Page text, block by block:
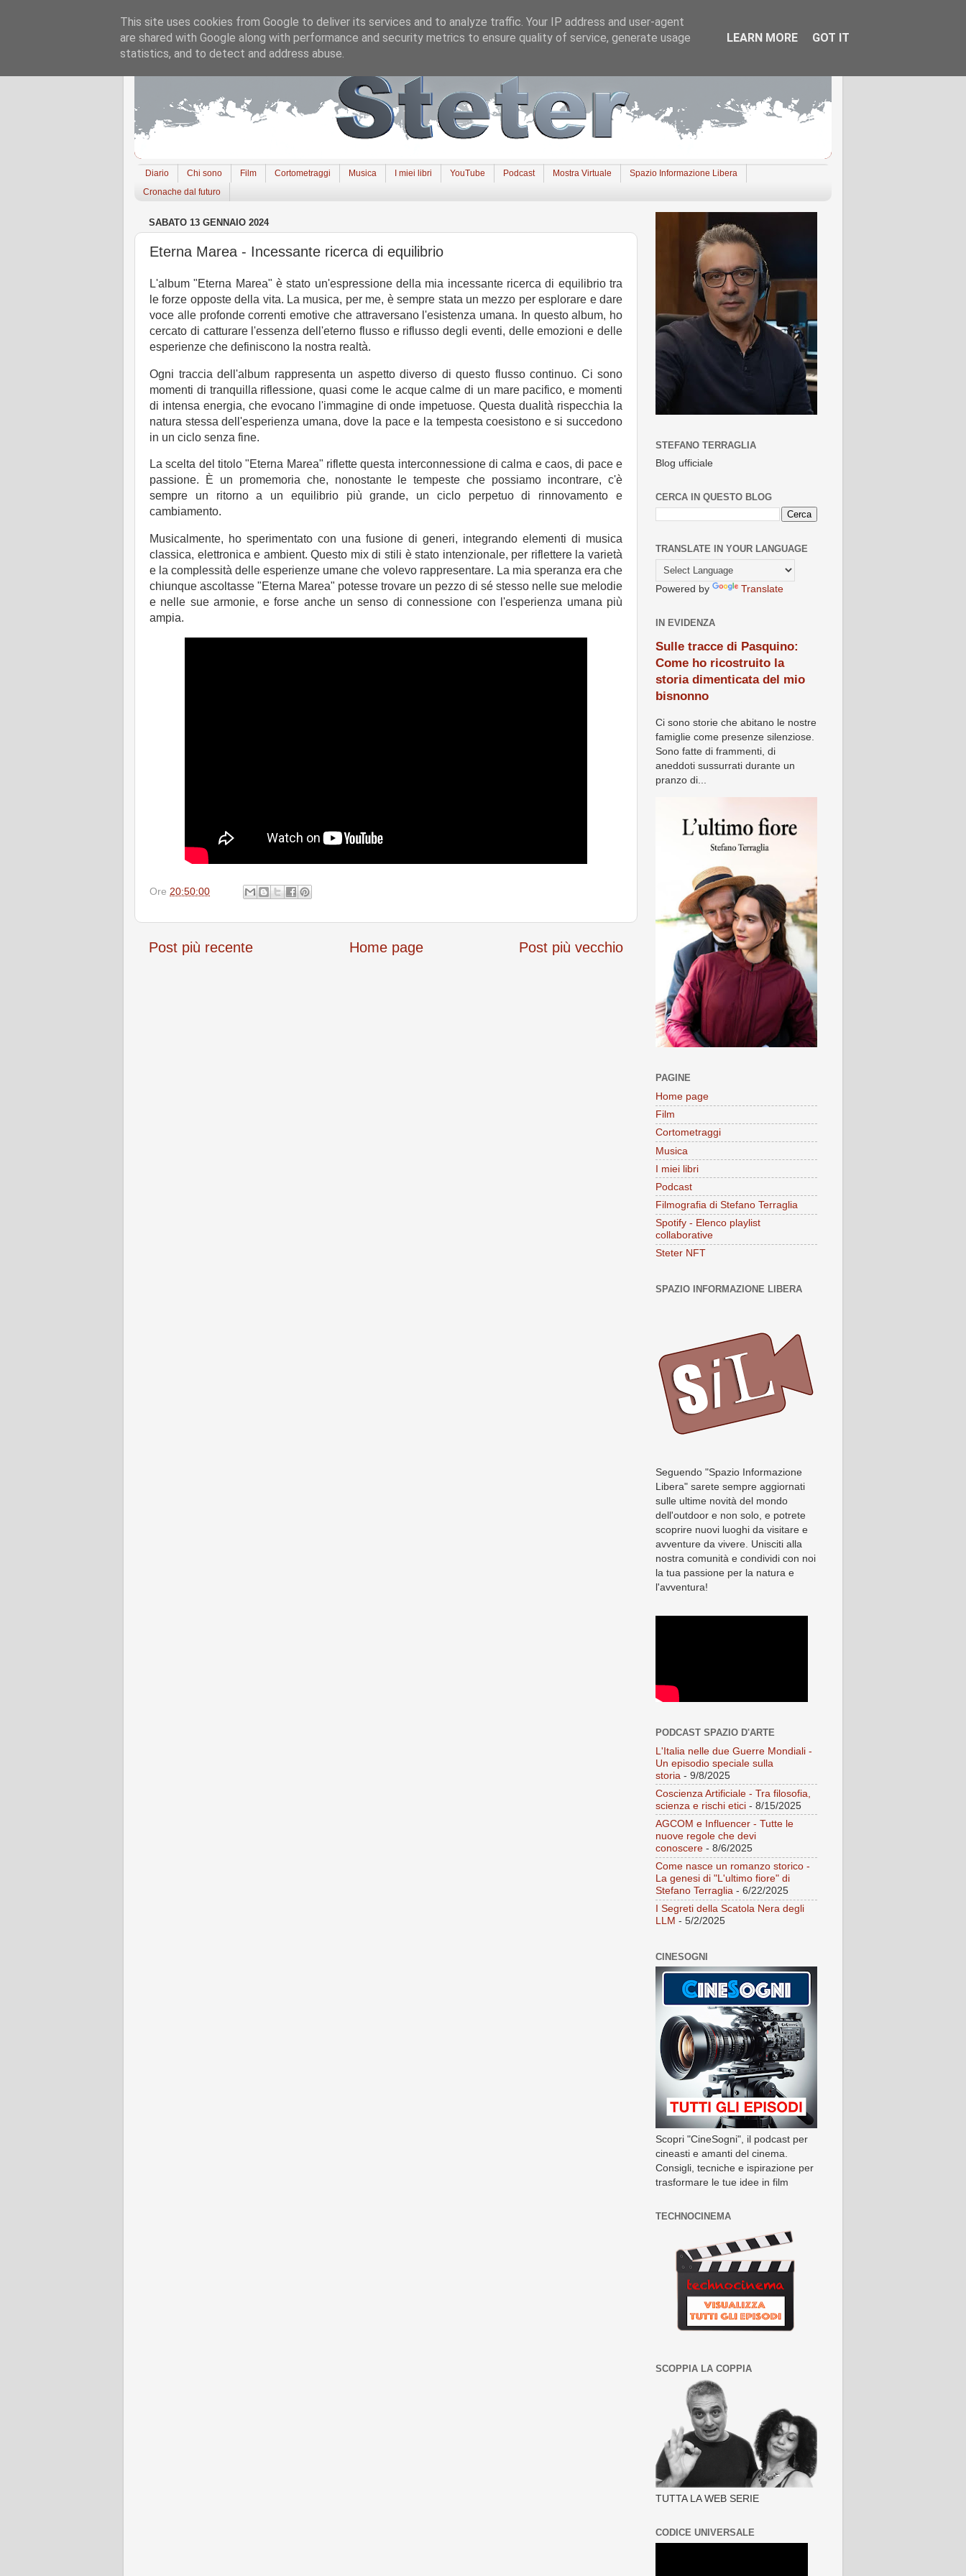
Diario Chi sono Film Cortometraggi Musica I miei libri YouTube Podcast Mostra Virtuale
Spazio Informazione Libera
Cronache dal futuro
SABATO 13 GENNAIO 2024
Eterna Marea - Incessante ricerca di equilibrio
L'album "Eterna Marea" è stato un'espressione della mia incessante ricerca di equilibrio tra
le forze opposte della vita. La musica, per me, è sempre stata un mezzo per esplorare e dare
voce alle profonde correnti emotive che attraversano l'esistenza umana. In questo album, ho
cercato di catturare l'essenza dell'eterno flusso e riflusso degli eventi, delle emozioni e delle
esperienze che definiscono la nostra realtà.
Ogni traccia dell'album rappresenta un aspetto diverso di questo flusso continuo. Ci sono
momenti di tranquilla riflessione, quasi come le acque calme di un mare pacifico, e momenti
di intensa energia, che evocano l'immagine di onde impetuose. Questa dualità rispecchia la
natura stessa dell'esperienza umana, dove la pace e la tempesta coesistono e si succedono
in un ciclo senza fine.
La scelta del titolo "Eterna Marea" riflette questa interconnessione di calma e caos, di pace e
passione. È un promemoria che, nonostante le tempeste che possiamo incontrare, c'è
sempre un ritorno a un equilibrio più grande, un ciclo perpetuo di rinnovamento e
cambiamento.
Musicalmente, ho sperimentato con una fusione di generi, integrando elementi di musica
classica, elettronica e ambient. Questo mix di stili è stato intenzionale, per riflettere la varietà
e la complessità delle esperienze umane che volevo rappresentare. La mia speranza era che
chiunque ascoltasse "Eterna Marea" potesse trovare un pezzo di sé stesso nelle sue melodie
e nelle sue armonie, e forse anche un senso di connessione con l'esperienza umana più
ampia.
Ore 20:50:00
Post più recente Post più vecchio
Home page
STEFANO TERRAGLIA
Blog ufficiale
CERCA IN QUESTO BLOG
TRANSLATE IN YOUR LANGUAGE
Powered by Translate
IN EVIDENZA
Sulle tracce di Pasquino:
Come ho ricostruito la
storia dimenticata del mio
bisnonno
Ci sono storie che abitano le nostre
famiglie come presenze silenziose.
Sono fatte di frammenti, di
aneddoti sussurrati durante un
pranzo di...
PAGINE
Home page
Film
Cortometraggi
Musica
I miei libri
Podcast
Filmografia di Stefano Terraglia
Spotify - Elenco playlist
collaborative
Steter NFT
SPAZIO INFORMAZIONE LIBERA
Seguendo "Spazio Informazione
Libera" sarete sempre aggiornati
sulle ultime novità del mondo
dell'outdoor e non solo, e potrete
scoprire nuovi luoghi da visitare e
avventure da vivere. Unisciti alla
nostra comunità e condividi con noi
la tua passione per la natura e
l'avventura!
PODCAST SPAZIO D'ARTE
L'Italia nelle due Guerre Mondiali -
Un episodio speciale sulla
storia - 9/8/2025
Coscienza Artificiale - Tra filosofia,
scienza e rischi etici - 8/15/2025
AGCOM e Influencer - Tutte le
nuove regole che devi
conoscere - 8/6/2025
Come nasce un romanzo storico -
La genesi di "L'ultimo fiore" di
Stefano Terraglia - 6/22/2025
I Segreti della Scatola Nera degli
LLM - 5/2/2025
CINESOGNI
Scopri "CineSogni", il podcast per
cineasti e amanti del cinema.
Consigli, tecniche e ispirazione per
trasformare le tue idee in film
TECHNOCINEMA
SCOPPIA LA COPPIA
TUTTA LA WEB SERIE
CODICE UNIVERSALE
This site uses cookies from Google to deliver its services and to analyze traffic. Your IP address and user-agent
are shared with Google along with performance and security metrics to ensure quality of service, generate usage
statistics, and to detect and address abuse.
LEARN MORE GOT IT